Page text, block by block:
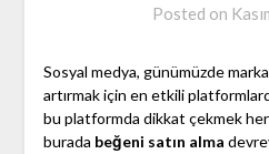
Posted on
Sosyal medya, günümüzde
artırmak için en etkili
bu platformda dikkat çekmek
burada beğeni satın alma